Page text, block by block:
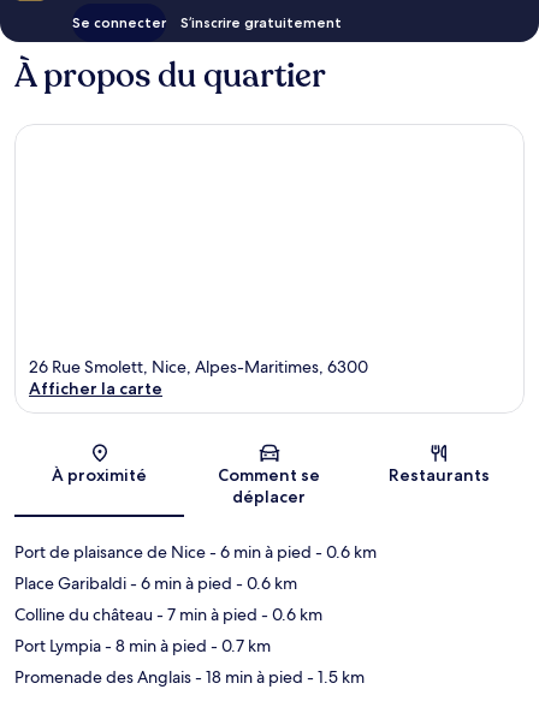
Se connecter S’inscrire gratuitement
À propos du quartier
Carte
26 Rue Smolett, Nice, Alpes-Maritimes, 6300
Afficher la carte
À proximité
Comment se
déplacer
Restaurants
Port de plaisance de Nice- 6 min à pied - 0.6 km
Place Garibaldi- 6 min à pied - 0.6 km
Colline du château- 7 min à pied - 0.6 km
Port Lympia- 8 min à pied - 0.7 km
Promenade des Anglais- 18 min à pied - 1.5 km